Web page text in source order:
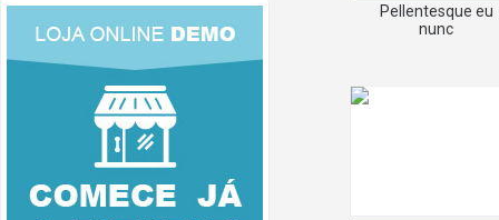
Pellentesque eu
nunc